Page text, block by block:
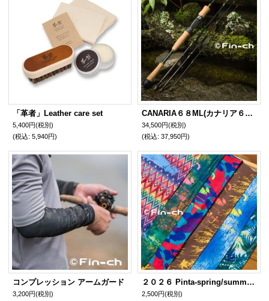
「革者」Leather care set
5,400円(税別)
(税込: 5,940円)
CANARIA６８ML(カナリア６８ＭＬ)
34,500円(税別)
(税込: 37,950円)
コンプレッション アームガード
3,200円(税別)
２０２６ Pinta‐spring/summer Face guard(ピンタ スプリング・サマー フェイスガード)
2,500円(税別)